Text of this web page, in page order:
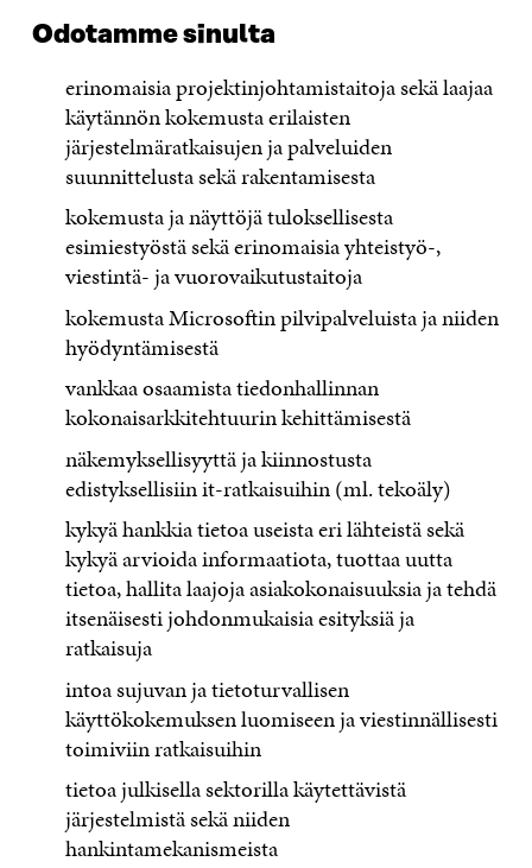
Odotamme sinulta
erinomaisia projektinjohtamistaitoja sekä laajaa
käytännön kokemusta erilaisten
järjestelmäratkaisujen ja palveluiden
suunnittelusta sekä rakentamisesta
kokemusta ja näyttöjä tuloksellisesta
esimiestyöstä sekä erinomaisia yhteistyö-,
viestintä- ja vuorovaikutustaitoja
kokemusta Microsoftin pilvipalveluista ja niiden
hyödyntämisestä
vankkaa osaamista tiedonhallinnan
kokonaisarkkitehtuurin kehittämisestä
näkemyksellisyyttä ja kiinnostusta
edistyksellisiin it-ratkaisuihin (ml. tekoäly)
kykyä hankkia tietoa useista eri lähteistä sekä
kykyä arvioida informaatiota, tuottaa uutta
tietoa, hallita laajoja asiakokonaisuuksia ja tehdä
itsenäisesti johdonmukaisia esityksiä ja
ratkaisuja
intoa sujuvan ja tietoturvallisen
käyttökokemuksen luomiseen ja viestinnällisesti
toimiviin ratkaisuihin
tietoa julkisella sektorilla käytettävistä
järjestelmistä sekä niiden
hankintamekanismeista